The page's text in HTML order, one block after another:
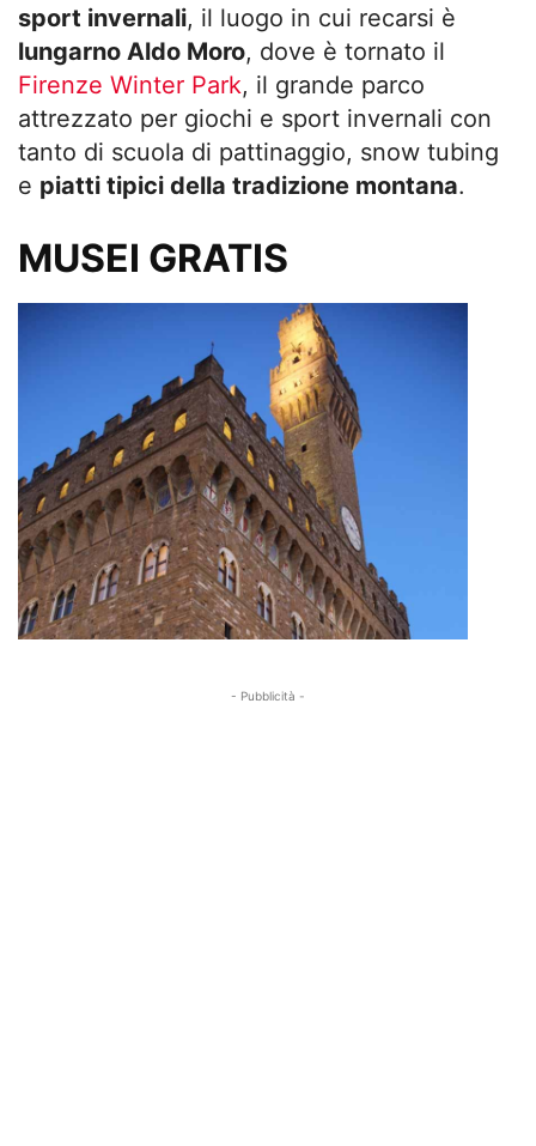
sport invernali, il luogo in cui recarsi è
lungarno Aldo Moro, dove è tornato il
Firenze Winter Park, il grande parco
attrezzato per giochi e sport invernali con
tanto di scuola di pattinaggio, snow tubing
e piatti tipici della tradizione montana.
MUSEI GRATIS
- Pubblicità -